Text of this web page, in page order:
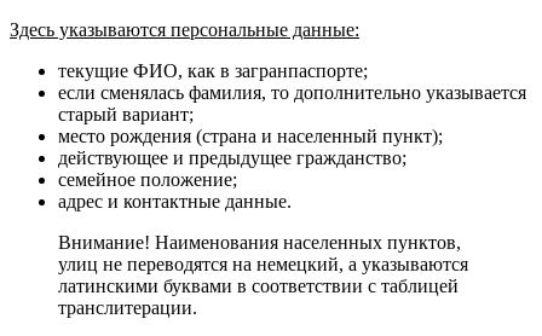
Здесь указываются персональные данные:
текущие ФИО, как в загранпаспорте;
если сменялась фамилия, то дополнительно указывается
старый вариант;
место рождения (страна и населенный пункт);
действующее и предыдущее гражданство;
семейное положение;
адрес и контактные данные.
Внимание! Наименования населенных пунктов,
улиц не переводятся на немецкий, а указываются
латинскими буквами в соответствии с таблицей
транслитерации.